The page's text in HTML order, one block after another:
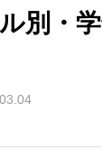
別・